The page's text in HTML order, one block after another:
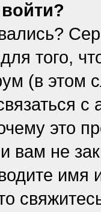
того,
(в этом
это
вам не